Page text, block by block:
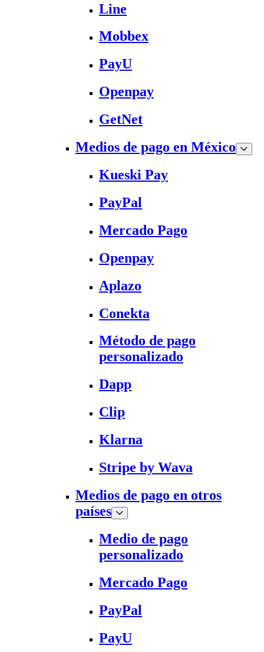
Line
Mobbex
PayU
Openpay
GetNet
Medios de pago en México
Kueski Pay
PayPal
Mercado Pago
Openpay
Aplazo
Conekta
Método de pago
personalizado
Dapp
Clip
Klarna
Stripe by Wava
Medios de pago en otros
países
Medio de pago
personalizado
Mercado Pago
PayPal
PayU